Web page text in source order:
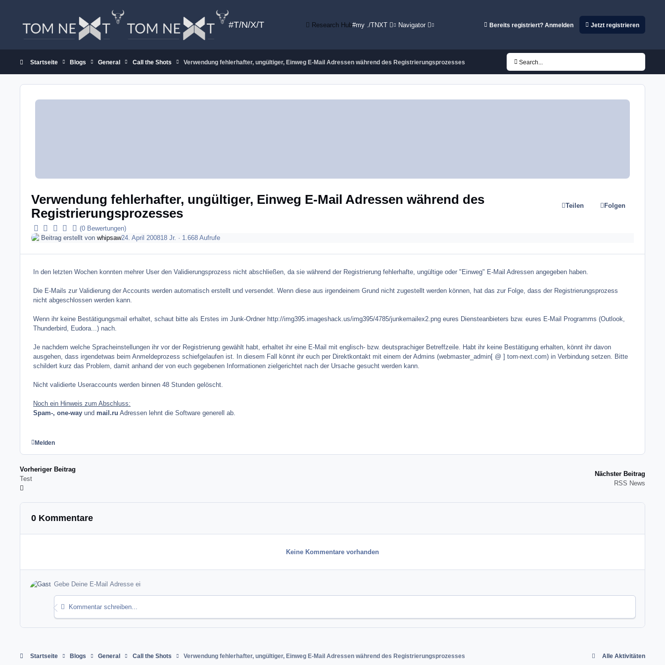
#T/N/X/T Research Hub#my ./TNXT Navigator Bereits registriert? Anmelden Jetzt registrieren
Startseite Blogs General Call the Shots Verwendung fehlerhafter, ungültiger, Einweg E-Mail Adressen während des Registrierungsprozesses Search...
Verwendung fehlerhafter, ungültiger, Einweg E-Mail Adressen während des
Registrierungsprozesses
(0 Bewertungen)
Teilen Folgen
Beitrag erstellt von whipsaw24. April 200818 Jr. · 1.668 Aufrufe
In den letzten Wochen konnten mehrer User den Validierungsprozess nicht abschließen, da sie während der Registrierung fehlerhafte, ungültige oder "Einweg" E-Mail Adressen angegeben haben.
Die E-Mails zur Validierung der Accounts werden automatisch erstellt und versendet. Wenn diese aus irgendeinem Grund nicht zugestellt werden können, hat das zur Folge, dass der Registrierungsprozess
nicht abgeschlossen werden kann.
Wenn ihr keine Bestätigungsmail erhaltet, schaut bitte als Erstes im Junk-Ordner http://img395.imageshack.us/img395/4785/junkemailex2.png eures Diensteanbieters bzw. eures E-Mail Programms (Outlook,
Thunderbird, Eudora...) nach.
Je nachdem welche Spracheinstellungen ihr vor der Registrierung gewählt habt, erhaltet ihr eine E-Mail mit englisch- bzw. deutsprachiger Betreffzeile. Habt ihr keine Bestätigung erhalten, könnt ihr davon
ausgehen, dass irgendetwas beim Anmeldeprozess schiefgelaufen ist. In diesem Fall könnt ihr euch per Direktkontakt mit einem der Admins (webmaster_admin[ @ ] tom-next.com) in Verbindung setzen. Bitte
schildert kurz das Problem, damit anhand der von euch gegebenen Informationen zielgerichtet nach der Ursache gesucht werden kann.
Nicht validierte Useraccounts werden binnen 48 Stunden gelöscht.
Noch ein Hinweis zum Abschluss:
Spam-, one-way und mail.ru Adressen lehnt die Software generell ab.
Melden
Vorheriger Beitrag
Test
Nächster Beitrag
RSS News
0 Kommentare
Keine Kommentare vorhanden
Kommentar schreiben...
Startseite Blogs General Call the Shots Verwendung fehlerhafter, ungültiger, Einweg E-Mail Adressen während des Registrierungsprozesses Alle Aktivitäten